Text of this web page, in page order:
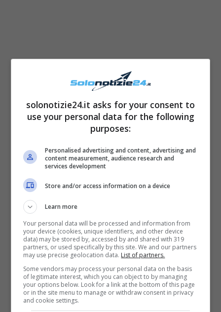
GF Vip sta male – Solonotizie24
LEGGI ANCHE->Elisabetta
Canalis, tutina di spizzo
trasparente: l’ex velina incendia
solonotizie24.it asks for your consent to
use your personal data for the following
purposes:
Personalised advertising and content, advertising and
content measurement, audience research and
services development
Store and/or access information on a device
Learn more
Your personal data will be processed and information from
your device (cookies, unique identifiers, and other device
data) may be stored by, accessed by and shared with 319
partners, or used specifically by this site. We and our partners
may use precise geolocation data. List of partners.
Some vendors may process your personal data on the basis
of legitimate interest, which you can object to by managing
your options below. Look for a link at the bottom of this page
or in the site menu to manage or withdraw consent in privacy
and cookie settings.